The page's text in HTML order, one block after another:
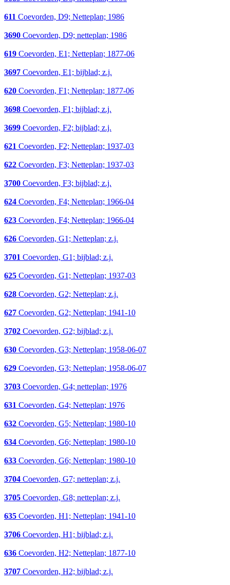
611 Coevorden, D9; Netteplan; 1986
3690 Coevorden, D9; netteplan; 1986
619 Coevorden, E1; Netteplan; 1877-06
3697 Coevorden, E1; bijblad; z.j.
620 Coevorden, F1; Netteplan; 1877-06
3698 Coevorden, F1; bijblad; z.j.
3699 Coevorden, F2; bijblad; z.j.
621 Coevorden, F2; Netteplan; 1937-03
622 Coevorden, F3; Netteplan; 1937-03
3700 Coevorden, F3; bijblad; z.j.
624 Coevorden, F4; Netteplan; 1966-04
623 Coevorden, F4; Netteplan; 1966-04
626 Coevorden, G1; Netteplan; z.j.
3701 Coevorden, G1; bijblad; z.j.
625 Coevorden, G1; Netteplan; 1937-03
628 Coevorden, G2; Netteplan; z.j.
627 Coevorden, G2; Netteplan; 1941-10
3702 Coevorden, G2; bijblad; z.j.
630 Coevorden, G3; Netteplan; 1958-06-07
629 Coevorden, G3; Netteplan; 1958-06-07
3703 Coevorden, G4; netteplan; 1976
631 Coevorden, G4; Netteplan; 1976
632 Coevorden, G5; Netteplan; 1980-10
634 Coevorden, G6; Netteplan; 1980-10
633 Coevorden, G6; Netteplan; 1980-10
3704 Coevorden, G7; netteplan; z.j.
3705 Coevorden, G8; netteplan; z.j.
635 Coevorden, H1; Netteplan; 1941-10
3706 Coevorden, H1; bijblad; z.j.
636 Coevorden, H2; Netteplan; 1877-10
3707 Coevorden, H2; bijblad; z.j.